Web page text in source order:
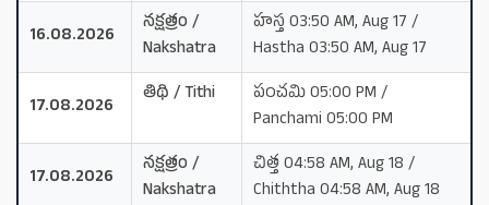
16.08.2026
నక్షత్రం /
Nakshatra
హస్త 03:50 AM, Aug 17 /
Hastha 03:50 AM, Aug 17
17.08.2026
తిథి / Tithi
పంచమి 05:00 PM /
Panchami 05:00 PM
17.08.2026
నక్షత్రం /
Nakshatra
చిత్త 04:58 AM, Aug 18 /
Chiththa 04:58 AM, Aug 18